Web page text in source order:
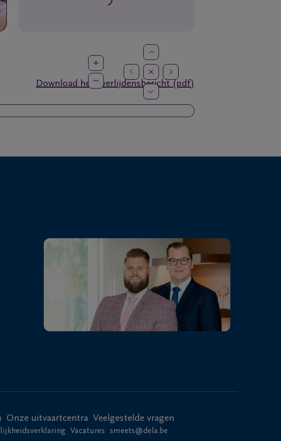
Download het overlijdensbericht (pdf)
Onze uitvaartcentra Veelgestelde vragen
Vacatures smeets@dela.be